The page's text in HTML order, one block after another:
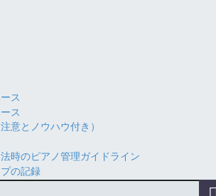
ス
ス
意とノウハウ付き）
時のピアノ管理ガイドライン
の記録
録